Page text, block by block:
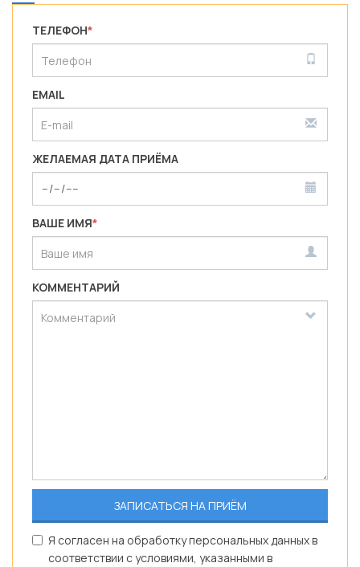
ТЕЛЕФОН*
EMAIL
ЖЕЛАЕМАЯ ДАТА ПРИЁМА
ВАШЕ ИМЯ*
КОММЕНТАРИЙ
Я согласен на обработку персональных данных в
соответствии с условиями, указанными в